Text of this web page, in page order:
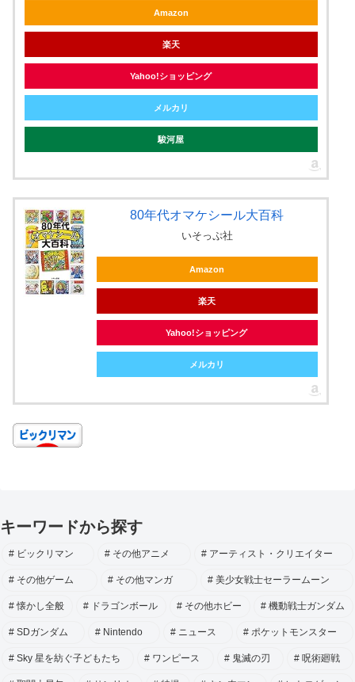
Amazon
楽天
Yahoo!ショッピング
メルカリ
駿河屋
80年代オマケシール大百科
いそっぷ社
Amazon
楽天
Yahoo!ショッピング
メルカリ
キーワードから探す
ビックリマン その他アニメ アーティスト・クリエイター
その他ゲーム その他マンガ 美少女戦士セーラームーン
懐かし全般 ドラゴンボール その他ホビー 機動戦士ガンダム
SDガンダム Nintendo ニュース ポケットモンスター
Sky 星を紡ぐ子どもたち ワンピース 鬼滅の刃 呪術廻戦